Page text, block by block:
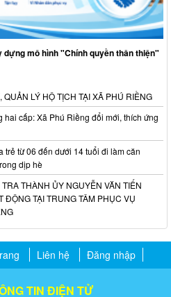
dựng mô hình "Chính quyền thân thiện"
LÝ HỘ TỊCH TẠI XÃ PHÚ RIỀNG
cấp: Xã Phú Riềng đổi mới, thích ứng
trẻ từ 06 đến dưới 14 tuổi đi làm căn
dịp hè
THÀNH ỦY NGUYỄN VĂN TIẾN
ĐỘNG TẠI TRUNG TÂM PHỤC VỤ
Liên hệ Đăng nhập
TIN ĐIỆN TỬ